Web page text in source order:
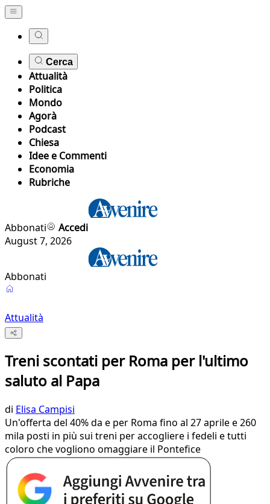
Cerca
Attualità
Politica
Mondo
Agorà
Podcast
Chiesa
Idee e Commenti
Economia
Rubriche
Abbonati
Accedi
August 7, 2026
Abbonati
Attualità
Treni scontati per Roma per l'ultimo
saluto al Papa
di Elisa Campisi
Un'offerta del 40% da e per Roma fino al 27 aprile e 260
mila posti in più sui treni per accogliere i fedeli e tutti
coloro che vogliono omaggiare il Pontefice